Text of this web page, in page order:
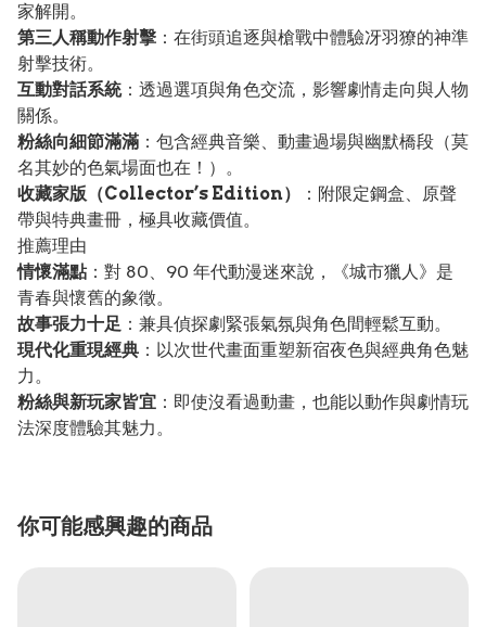
家解開。
第三人稱動作射擊 ：在街頭追逐與槍戰中體驗冴羽獠的神準
射擊技術。
互動對話系統：透過選項與角色交流，影響劇情走向與人物
關係。
粉絲向細節滿滿 ：包含經典音樂、動畫過場與幽默橋段（莫
名其妙的色氣場面也在！）。
收藏家版（Collector’s Edition）
：附限定鋼盒、原聲
帶與特典畫冊，極具收藏價值。
推薦理由
情懷滿點 ：對 80、90 年代動漫迷來說，《城市獵人》是
青春與懷舊的象徵。
故事張力十足 ：兼具偵探劇緊張氣氛與角色間輕鬆互動。
現代化重現經典 ：以次世代畫面重塑新宿夜色與經典角色魅
力。
粉絲與新玩家皆宜 ：即使沒看過動畫，也能以動作與劇情玩
法深度體驗其魅力。
你可能感興趣的商品